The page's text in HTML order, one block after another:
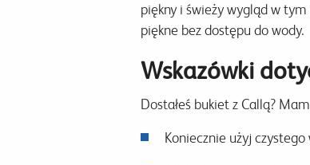
piękny i świeży wygląd w
piękne bez dostępu do wody.
Wskazówki
Dostałeś bukiet z Callą?
Koniecznie użyj czystego